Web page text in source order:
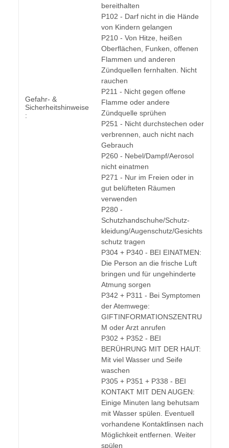
Gefahr- &
Sicherheitshinweise
:
bereithalten
P102 - Darf nicht in die Hände
von Kindern gelangen
P210 - Von Hitze, heißen
Oberflächen, Funken, offenen
Flammen und anderen
Zündquellen fernhalten. Nicht
rauchen
P211 - Nicht gegen offene
Flamme oder andere
Zündquelle sprühen
P251 - Nicht durchstechen oder
verbrennen, auch nicht nach
Gebrauch
P260 - Nebel/Dampf/Aerosol
nicht einatmen
P271 - Nur im Freien oder in
gut belüfteten Räumen
verwenden
P280 -
Schutzhandschuhe/Schutz-
kleidung/Augenschutz/Gesichts
schutz tragen
P304 + P340 - BEI EINATMEN:
Die Person an die frische Luft
bringen und für ungehinderte
Atmung sorgen
P342 + P311 - Bei Symptomen
der Atemwege:
GIFTINFORMATIONSZENTRU
M oder Arzt anrufen
P302 + P352 - BEI
BERÜHRUNG MIT DER HAUT:
Mit viel Wasser und Seife
waschen
P305 + P351 + P338 - BEI
KONTAKT MIT DEN AUGEN:
Einige Minuten lang behutsam
mit Wasser spülen. Eventuell
vorhandene Kontaktlinsen nach
Möglichkeit entfernen. Weiter
spülen